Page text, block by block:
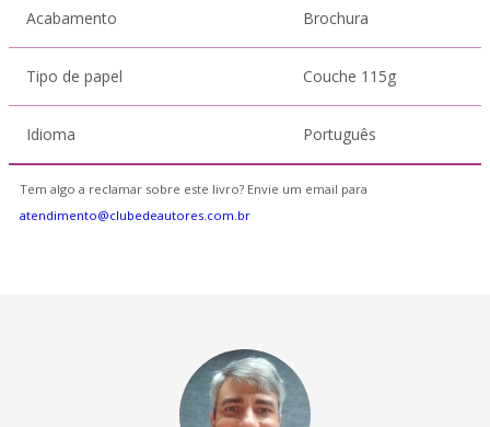
Acabamento Brochura
Tipo de papel Couche 115g
Idioma Português
Tem algo a reclamar sobre este livro? Envie um email para
atendimento@clubedeautores.com.br